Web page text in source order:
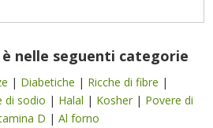
nelle seguenti categorie
| Diabetiche | Ricche di fibre |
di sodio | Halal | Kosher | Povere di
D |Al forno